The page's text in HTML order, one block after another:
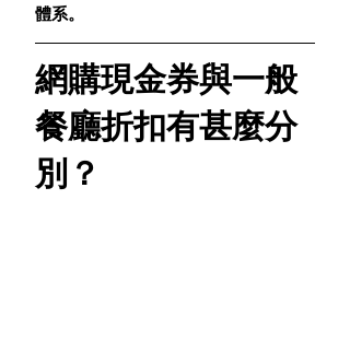
體系。
網購現金券與一般
餐廳折扣有甚麼分
別？